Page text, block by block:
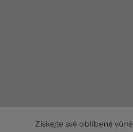
Získejte své oblíbené